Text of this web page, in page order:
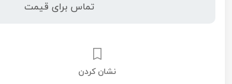
تماس برای قیمت
نشان کردن